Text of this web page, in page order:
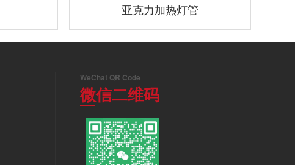
亚克力加热灯管
WeChat QR Code
微信二维码